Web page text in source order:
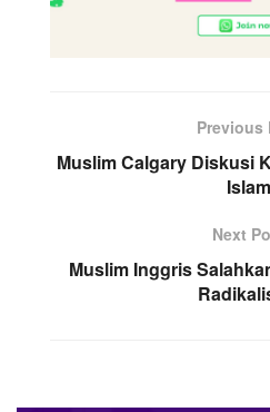
Previous
Muslim Calgary Diskusi
Islam
Next
Muslim Inggris